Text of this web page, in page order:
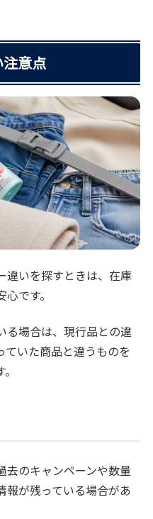
意点
違いを探すときは、在庫
です。
る場合は、現行品との違
ていた商品と違うものを
去のキャンペーンや数量
報が残っている場合があ